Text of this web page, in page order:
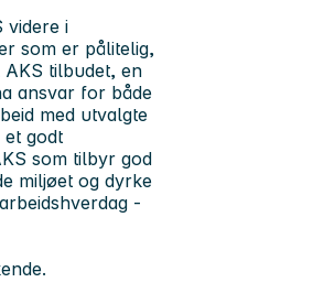
videre i
som er pålitelig,
AKS tilbudet, en
ansvar for både
med utvalgte
godt
som tilbyr god
miljøet og dyrke
-